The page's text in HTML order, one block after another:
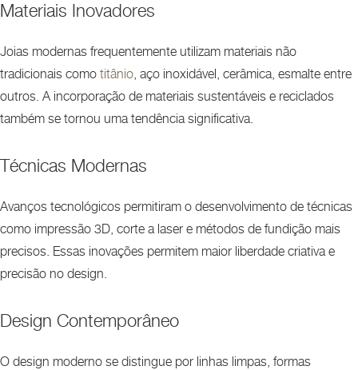
Materiais Inovadores
Joias modernas frequentemente utilizam materiais não
tradicionais como titânio, aço inoxidável, cerâmica, esmalte entre
outros. A incorporação de materiais sustentáveis e reciclados
também se tornou uma tendência significativa.
Técnicas Modernas
Avanços tecnológicos permitiram o desenvolvimento de técnicas
como impressão 3D, corte a laser e métodos de fundição mais
precisos. Essas inovações permitem maior liberdade criativa e
precisão no design.
Design Contemporâneo
O design moderno se distingue por linhas limpas, formas